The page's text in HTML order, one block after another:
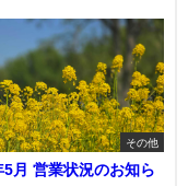
その他
5月 営業状況のお知ら